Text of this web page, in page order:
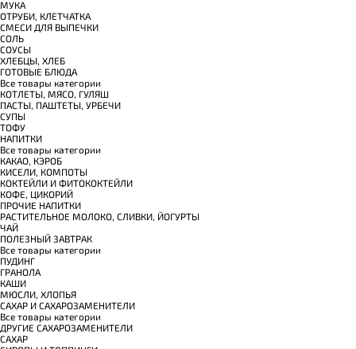
МУКА
ОТРУБИ, КЛЕТЧАТКА
СМЕСИ ДЛЯ ВЫПЕЧКИ
СОЛЬ
СОУСЫ
ХЛЕБЦЫ, ХЛЕБ
ГОТОВЫЕ БЛЮДА
Все товары категории
КОТЛЕТЫ, МЯСО, ГУЛЯШ
ПАСТЫ, ПАШТЕТЫ, УРБЕЧИ
СУПЫ
ТОФУ
НАПИТКИ
Все товары категории
КАКАО, КЭРОБ
КИСЕЛИ, КОМПОТЫ
КОКТЕЙЛИ И ФИТОКОКТЕЙЛИ
КОФЕ, ЦИКОРИЙ
ПРОЧИЕ НАПИТКИ
РАСТИТЕЛЬНОЕ МОЛОКО, СЛИВКИ, ЙОГУРТЫ
ЧАЙ
ПОЛЕЗНЫЙ ЗАВТРАК
Все товары категории
ПУДИНГ
ГРАНОЛА
КАШИ
МЮСЛИ, ХЛОПЬЯ
САХАР И САХАРОЗАМЕНИТЕЛИ
Все товары категории
ДРУГИЕ САХАРОЗАМЕНИТЕЛИ
САХАР